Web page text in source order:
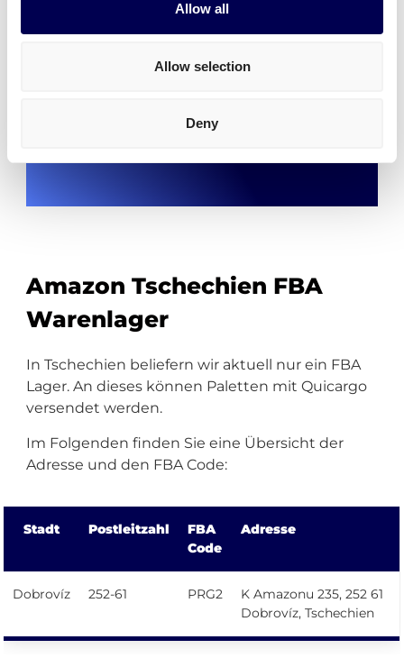
Allow all
Allow selection
Deny
Amazon Tschechien FBA
Warenlager
In Tschechien beliefern wir aktuell nur ein FBA
Lager. An dieses können Paletten mit Quicargo
versendet werden.
Im Folgenden finden Sie eine Übersicht der
Adresse und den FBA Code:
Stadt Postleitzahl
FBA
Code
Adresse
Dobrovíz 252-61 PRG2
K Amazonu 235, 252 61
Dobrovíz, Tschechien